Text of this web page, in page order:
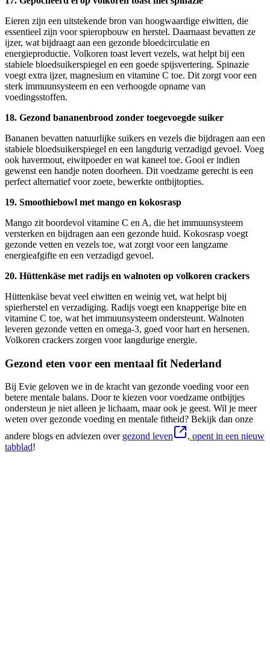
Eieren zijn een uitstekende bron van hoogwaardige eiwitten, die
essentieel zijn voor spieropbouw en herstel. Daarnaast bevatten ze
ijzer, wat bijdraagt aan een gezonde bloedcirculatie en
energieproductie. Volkoren toast levert vezels, wat helpt bij een
stabiele bloedsuikerspiegel en een goede spijsvertering. Spinazie
voegt extra ijzer, magnesium en vitamine C toe. Dit zorgt voor een
sterk immuunsysteem en een verhoogde opname van
voedingsstoffen.
18. Gezond bananenbrood zonder toegevoegde suiker
Bananen bevatten natuurlijke suikers en vezels die bijdragen aan een
stabiele bloedsuikerspiegel en een langdurig verzadigd gevoel. Voeg
ook havermout, eiwitpoeder en wat kaneel toe. Gooi er indien
gewenst een handje noten doorheen. Dit voedzame gerecht is een
perfect alternatief voor zoete, bewerkte ontbijtopties.
19. Smoothiebowl met mango en kokosrasp
Mango zit boordevol vitamine C en A, die het immuunsysteem
versterken en bijdragen aan een gezonde huid. Kokosrasp voegt
gezonde vetten en vezels toe, wat zorgt voor een langzame
energieafgifte en een verzadigd gevoel.
20. Hüttenkäse met radijs en walnoten op volkoren crackers
Hüttenkäse bevat veel eiwitten en weinig vet, wat helpt bij
spierherstel en verzadiging. Radijs voegt een knapperige bite en
vitamine C toe, wat het immuunsysteem ondersteunt. Walnoten
leveren gezonde vetten en omega-3, goed voor hart en hersenen.
Volkoren crackers zorgen voor langdurige energie.
Gezond eten voor een mentaal fit Nederland
Bij Evie geloven we in de kracht van gezonde voeding voor een
betere mentale balans. Door te kiezen voor voedzame ontbijtjes
ondersteun je niet alleen je lichaam, maar ook je geest. Wil je meer
weten over gezonde voeding en mentale fitheid? Bekijk dan onze
andere blogs en adviezen over gezond leven
, opent in een nieuw
tabblad!